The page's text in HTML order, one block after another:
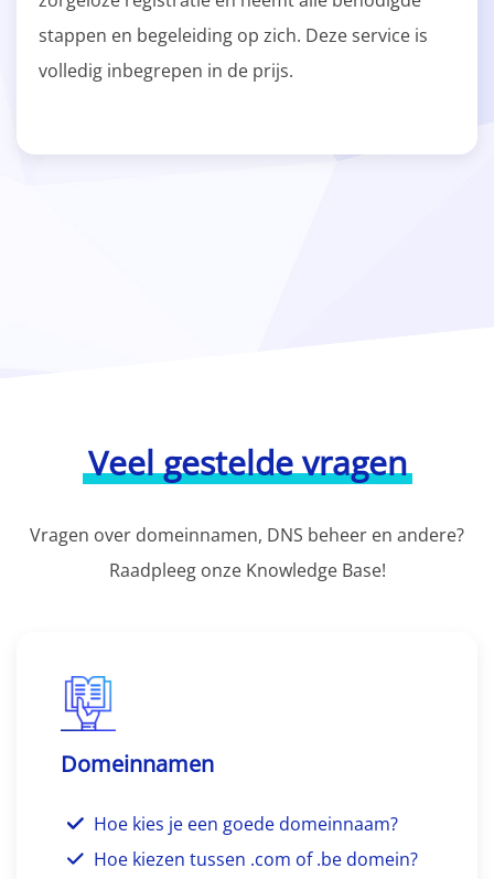
stappen en begeleiding op zich. Deze service is
volledig inbegrepen in de prijs.
Veel gestelde vragen
Vragen over domeinnamen, DNS beheer en andere?
Raadpleeg onze Knowledge Base!
Domeinnamen
Hoe kies je een goede domeinnaam?
Hoe kiezen tussen .com of .be domein?